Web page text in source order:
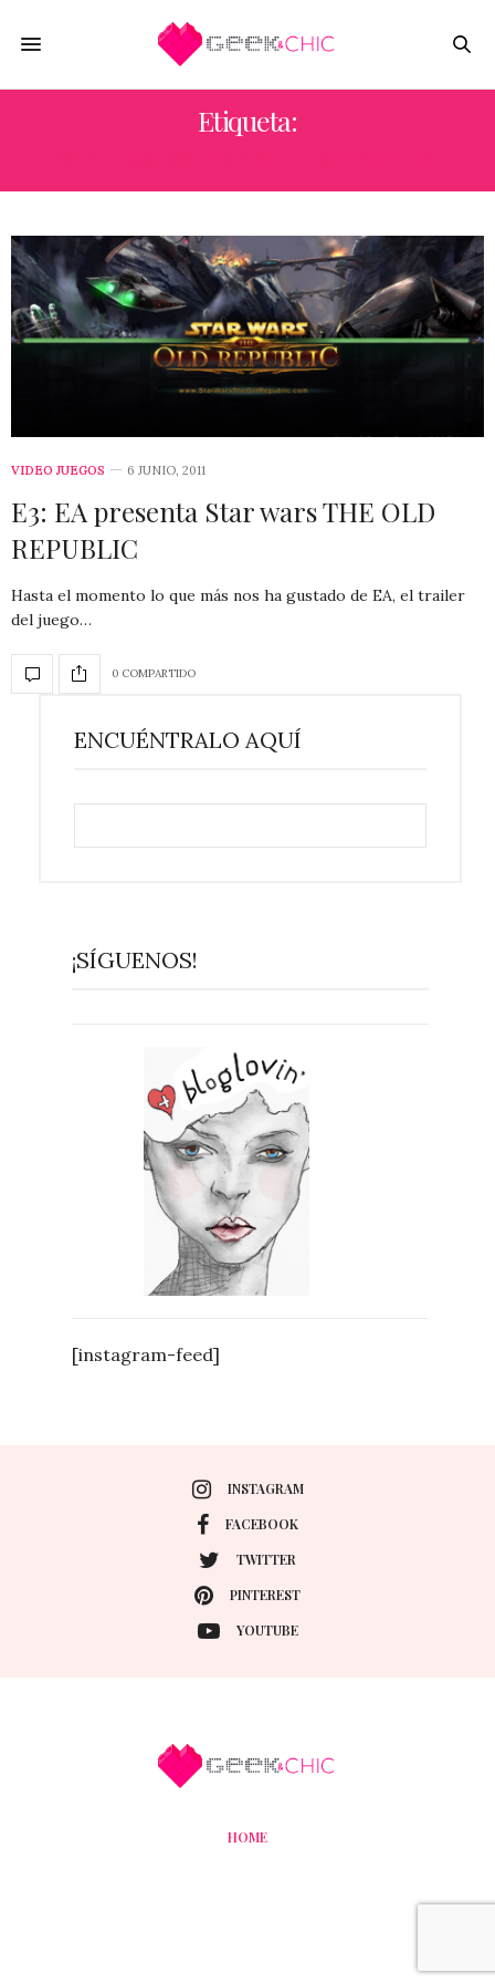
Etiqueta:
VIDEO JUEGOS 6 JUNIO, 2011
E3: EA presenta Star wars THE OLD
REPUBLIC
Hasta el momento lo que más nos ha gustado de EA, el trailer
del juego…
0 COMPARTIDO
ENCUÉNTRALO AQUÍ
¡SÍGUENOS!
[instagram-feed]
INSTAGRAM
FACEBOOK
TWITTER
PINTEREST
YOUTUBE
HOME